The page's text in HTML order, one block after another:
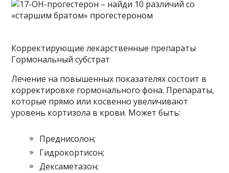
Корректирующие лекарственные препараты
Гормональный субстрат
Лечение на повышенных показателях состоит в
корректировке гормонального фона. Препараты,
которые прямо или косвенно увеличивают
уровень кортизола в крови. Может быть:
Преднисолон;
Гидрокортисон;
Дексаметазон;